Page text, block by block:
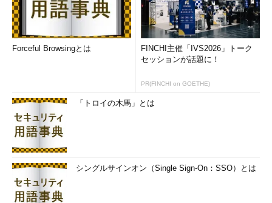
Forceful Browsingとは
FINCHI主催「IVS2026」トーク
セッションが話題に！
PR(FINCHI on GOETHE)
「トロイの木馬」とは
シングルサインオン（Single Sign-On：SSO）とは